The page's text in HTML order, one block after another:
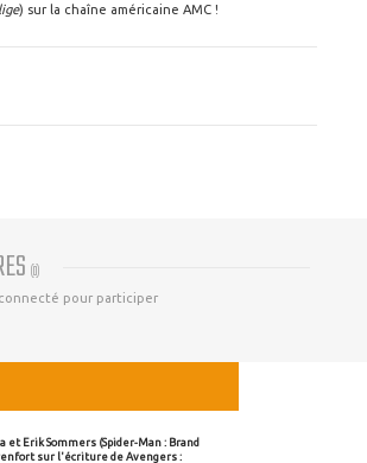
) sur la chaîne américaine AMC !
(0)
pour participer
et Erik Sommers (Spider-Man : Brand
sur l'écriture de Avengers :